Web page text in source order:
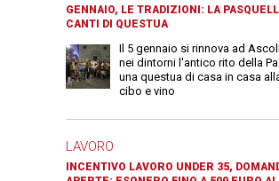
GENNAIO, LE TRADIZIONI: LA
CANTI DI QUESTUA
Il 5 gennaio si rinnova ad
nei dintorni l'antico rito della
una questua di casa in casa
cibo e vino
LAVORO
INCENTIVO LAVORO UNDER 35,